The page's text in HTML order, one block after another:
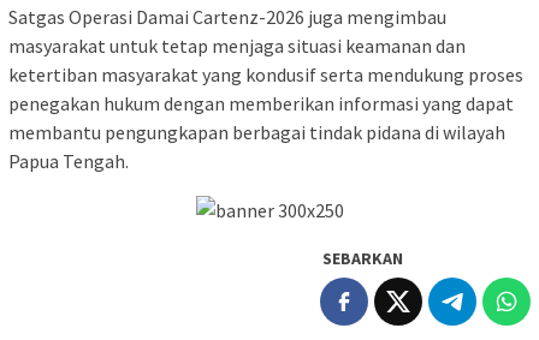
Satgas Operasi Damai Cartenz-2026 juga mengimbau
masyarakat untuk tetap menjaga situasi keamanan dan
ketertiban masyarakat yang kondusif serta mendukung proses
penegakan hukum dengan memberikan informasi yang dapat
membantu pengungkapan berbagai tindak pidana di wilayah
Papua Tengah.
SEBARKAN